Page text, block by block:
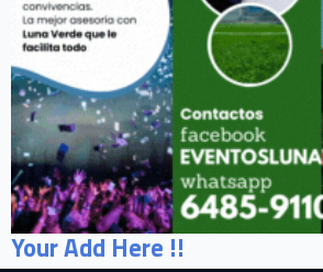
Your Add Here !!